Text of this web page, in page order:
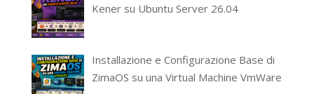
Kener su Ubuntu Server 26.04
Installazione e Configurazione Base di
ZimaOS su una Virtual Machine VmWare